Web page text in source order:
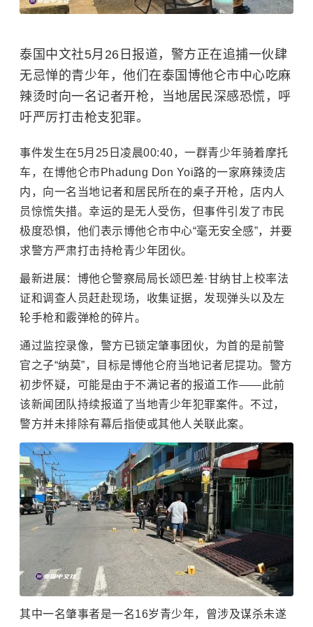
泰国中文社5月26日报道，警方正在追捕一伙肆
无忌惮的青少年，他们在泰国博他仑市中心吃麻
辣烫时向一名记者开枪，当地居民深感恐慌，呼
吁严厉打击枪支犯罪。
事件发生在5月25日凌晨00:40，一群青少年骑着摩托
车，在博他仑市Phadung Don Yoi路的一家麻辣烫店
内，向一名当地记者和居民所在的桌子开枪，店内人
员惊慌失措。幸运的是无人受伤，但事件引发了市民
极度恐惧，他们表示博他仑市中心“毫无安全感”，并要
求警方严肃打击持枪青少年团伙。
最新进展：博他仑警察局局长颂巴差·甘纳甘上校率法
证和调查人员赶赴现场，收集证据，发现弹头以及左
轮手枪和霰弹枪的碎片。
通过监控录像，警方已锁定肇事团伙，为首的是前警
官之子“纳莫”，目标是博他仑府当地记者尼提功。警方
初步怀疑，可能是由于不满记者的报道工作——此前
该新闻团队持续报道了当地青少年犯罪案件。不过，
警方并未排除有幕后指使或其他人关联此案。
其中一名肇事者是一名16岁青少年，曾涉及谋杀未遂